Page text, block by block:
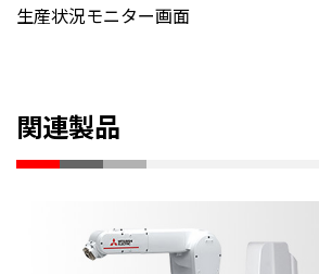
生産状況モニター画面
関連製品